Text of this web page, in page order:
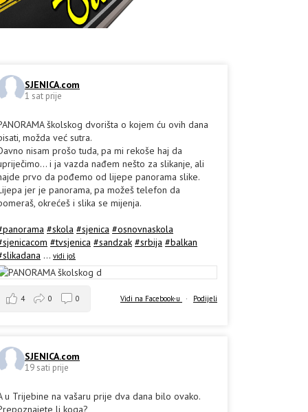
SJENICA.com
1 sat prije
školskog dvorišta o kojem ću ovih dana
možda već sutra.
nisam prošo tuda, pa mi rekoše haj da
i ja vazda nađem nešto za slikanje, ali
prvo da pođemo od lijepe panorama slike.
jer je panorama, pa možeš telefon da
okrećeš i slika se mijenja.
#skola #sjenica #osnovnaskola
#tvsjenica #sandzak #srbija #balkan
... vidi još
Vidi na Facebook-u · Podijeli
4 0 0
SJENICA.com
19 sati prije
u Trijebine na vašaru prije dva dana bilo ovako.
li koga?